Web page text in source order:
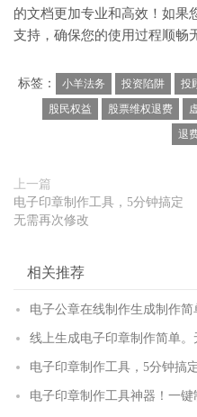
的文档更加专业和高效！如果
支持，确保您的使用过程顺畅
标签： 小羊法务 投资陷阱 投
股民权益
股票维权退费
退
上一篇
电子印章制作工具，5分钟搞定
无需再次修改
相关推荐
电子公章在线制作生成制作
线上生成电子印章制作简单。
电子印章制作工具，5分钟搞
电子印章制作工具神器！一键